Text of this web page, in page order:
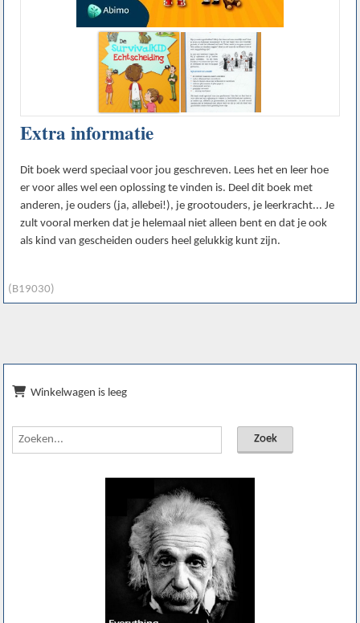
(B19030)
Extra informatie
Dit boek werd speciaal voor jou geschreven. Lees het en leer hoe
er voor alles wel een oplossing te vinden is. Deel dit boek met
anderen, je ouders (ja, allebei!), je grootouders, je leerkracht... Je
zult vooral merken dat je helemaal niet alleen bent en dat je ook
als kind van gescheiden ouders heel gelukkig kunt zijn.
Winkelwagen is leeg